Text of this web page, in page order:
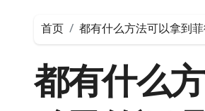
首页 都有什么方法可以拿到
都有什么